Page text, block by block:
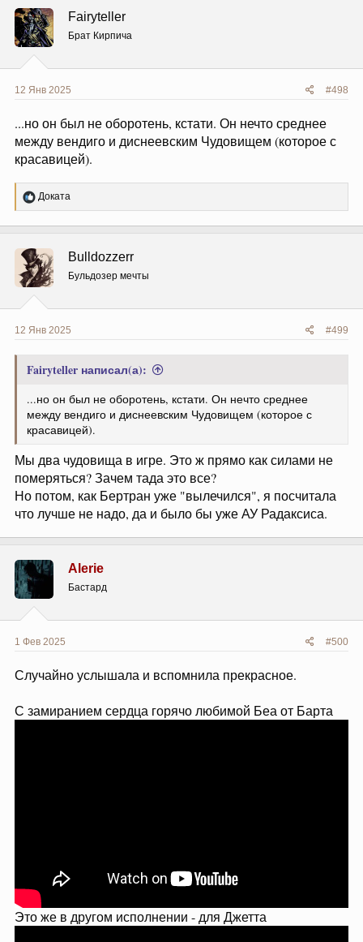
ц
и
и
:
Fairyteller
Брат Кирпича
12 Янв 2025 #498
...но он был не оборотень, кстати. Он нечто среднее
между вендиго и диснеевским Чудовищем (которое с
красавицей).
Р
е
ц
и
и
:
Доката
Bulldozzerr
Бульдозер мечты
12 Янв 2025 #499
Fairyteller написал(а):
...но он был не оборотень, кстати. Он нечто среднее
между вендиго и диснеевским Чудовищем (которое с
красавицей).
Мы два чудовища в игре. Это ж прямо как силами не
померяться? Зачем тада это все?
Но потом, как Бертран уже "вылечился", я посчитала
что лучше не надо, да и было бы уже АУ Радаксиса.
Alerie
Бастард
1 Фев 2025 #500
Случайно услышала и вспомнила прекрасное.
С замиранием сердца горячо любимой Беа от Барта
Это же в другом исполнении - для Джетта